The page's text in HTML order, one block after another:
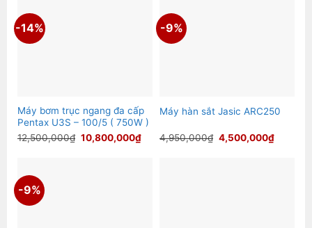
7,500,000₫.
-14%
Máy bơm trục ngang đa cấp
Pentax U3S – 100/5 ( 750W )
12,500,000₫ Giá
gốc
10,800,000₫Giá
-9%
Máy hàn sắt Jasic ARC250
4,950,000₫ Giá
gốc
4,500,000₫Giá
-9%